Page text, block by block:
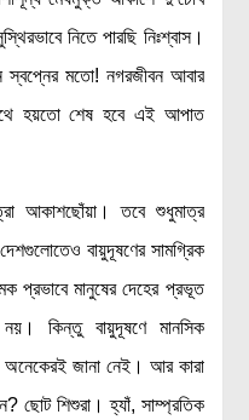
নিতে পারছি নিঃশ্বাস।
স্বপ্নের মতো! নগরজীবন আবার
হয়তো শেষ হবে এই আপাত
আকাশছোঁয়া। তবে শুধুমাত্র
বায়ুদূষণের সামগ্রিক
প্রভাবে মানুষের দেহের প্রভূত
কিন্তু বায়ুদূষণে মানসিক
অনেকেরই জানা নেই। আর কারা
ছোট শিশুরা। হ্যাঁ, সাম্প্রতিক